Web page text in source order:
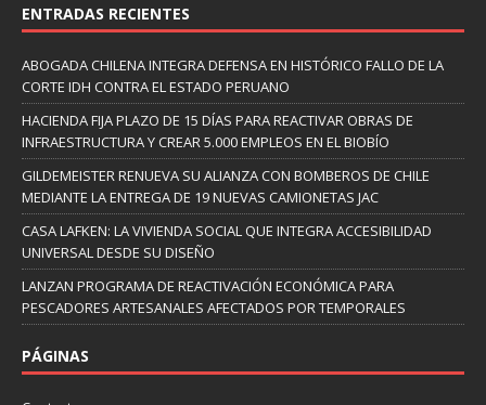
ENTRADAS RECIENTES
ABOGADA CHILENA INTEGRA DEFENSA EN HISTÓRICO FALLO DE LA
CORTE IDH CONTRA EL ESTADO PERUANO
HACIENDA FIJA PLAZO DE 15 DÍAS PARA REACTIVAR OBRAS DE
INFRAESTRUCTURA Y CREAR 5.000 EMPLEOS EN EL BIOBÍO
GILDEMEISTER RENUEVA SU ALIANZA CON BOMBEROS DE CHILE
MEDIANTE LA ENTREGA DE 19 NUEVAS CAMIONETAS JAC
CASA LAFKEN: LA VIVIENDA SOCIAL QUE INTEGRA ACCESIBILIDAD
UNIVERSAL DESDE SU DISEÑO
LANZAN PROGRAMA DE REACTIVACIÓN ECONÓMICA PARA
PESCADORES ARTESANALES AFECTADOS POR TEMPORALES
PÁGINAS